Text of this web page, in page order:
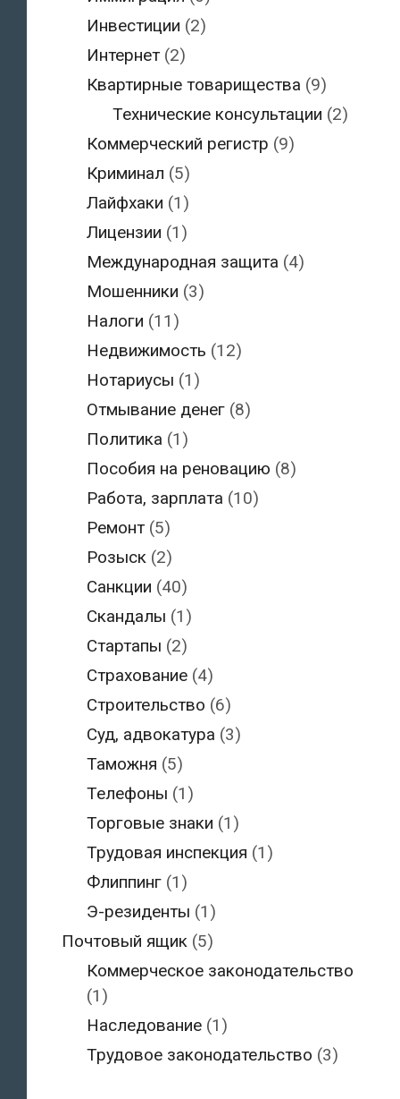
Инвестиции (2)
Интернет (2)
Квартирные товарищества (9)
Технические консультации (2)
Коммерческий регистр (9)
Криминал (5)
Лайфхаки (1)
Лицензии (1)
Международная защита (4)
Мошенники (3)
Налоги (11)
Недвижимость (12)
Нотариусы (1)
Отмывание денег (8)
Политика (1)
Пособия на реновацию (8)
Работа, зарплата (10)
Ремонт (5)
Розыск (2)
Санкции (40)
Скандалы (1)
Стартапы (2)
Страхование (4)
Строительство (6)
Суд, адвокатура (3)
Таможня (5)
Телефоны (1)
Торговые знаки (1)
Трудовая инспекция (1)
Флиппинг (1)
Э-резиденты (1)
Почтовый ящик(5)
Коммерческое законодательство
(1)
Наследование (1)
Трудовое законодательство (3)